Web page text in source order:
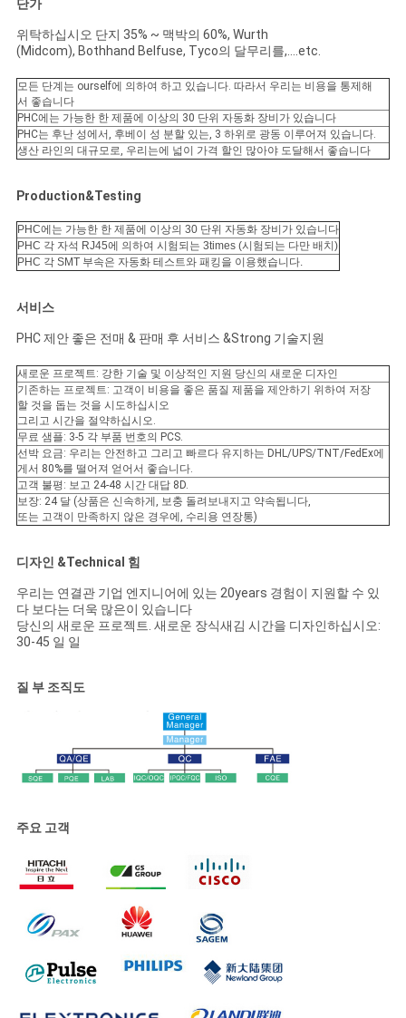
단가
위탁하십시오 단지 35% ~ 맥박의 60%, Wurth
(Midcom), Bothhand Belfuse, Tyco의 달무리를,….etc.
모든 단계는 ourself에 의하여 하고 있습니다. 따라서 우리는 비용을 통제해
서 좋습니다
PHC에는 가능한 한 제품에 이상의 30 단위 자동화 장비가 있습니다
PHC는 후난 성에서, 후베이 성 분할 있는, 3 하위로 광동 이루어져 있습니다.
생산 라인의 대규모로, 우리는에 넓이 가격 할인 많아야 도달해서 좋습니다
Production&Testing
PHC에는 가능한 한 제품에 이상의 30 단위 자동화 장비가 있습니다
PHC 각 자석 RJ45에 의하여 시험되는 3times (시험되는 다만 배치)
PHC 각 SMT 부속은 자동화 테스트와 패킹을 이용했습니다.
서비스
PHC 제안 좋은 전매 & 판매 후 서비스 &Strong 기술지원
새로운 프로젝트: 강한 기술 및 이상적인 지원 당신의 새로운 디자인
기존하는 프로젝트: 고객이 비용을 좋은 품질 제품을 제안하기 위하여 저장
할 것을 돕는 것을 시도하십시오
그리고 시간을 절약하십시오.
무료 샘플: 3-5 각 부품 번호의 PCS.
선박 요금: 우리는 안전하고 그리고 빠르다 유지하는 DHL/UPS/TNT/FedEx에
게서 80%를 떨어져 얻어서 좋습니다.
고객 불평: 보고 24-48 시간 대답 8D.
보장: 24 달 (상품은 신속하게, 보충 돌려보내지고 약속됩니다,
또는 고객이 만족하지 않은 경우에, 수리용 연장통)
디자인 &Technical 힘
우리는 연결관 기업 엔지니어에 있는 20years 경험이 지원할 수 있
다 보다는 더욱 많은이 있습니다
당신의 새로운 프로젝트. 새로운 장식새김 시간을 디자인하십시오:
30-45 일 일
질 부 조직도
주요 고객